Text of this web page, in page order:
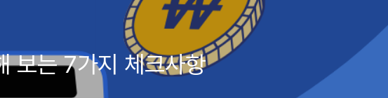
보는 7가지 체크사항